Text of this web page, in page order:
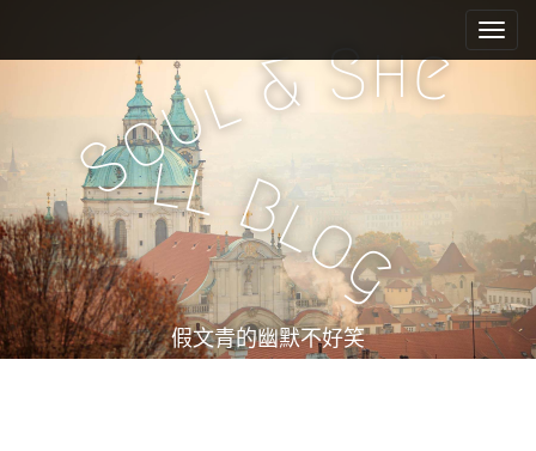
e
n
u
i
c
n
t
e
n
t
Soul&She
ll Bl
og
假文青的幽默不好笑